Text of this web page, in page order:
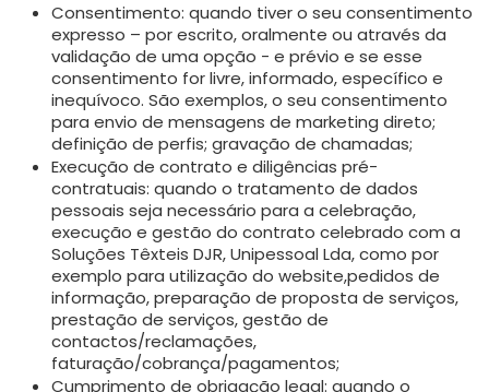
Consentimento: quando tiver o seu consentimento
expresso – por escrito, oralmente ou através da
validação de uma opção - e prévio e se esse
consentimento for livre, informado, específico e
inequívoco. São exemplos, o seu consentimento
para envio de mensagens de marketing direto;
definição de perfis; gravação de chamadas;
Execução de contrato e diligências pré-
contratuais: quando o tratamento de dados
pessoais seja necessário para a celebração,
execução e gestão do contrato celebrado com a
Soluções Têxteis DJR, Unipessoal Lda, como por
exemplo para utilização do website,pedidos de
informação, preparação de proposta de serviços,
prestação de serviços, gestão de
contactos/reclamações,
faturação/cobrança/pagamentos;
Cumprimento de obrigação legal: quando o